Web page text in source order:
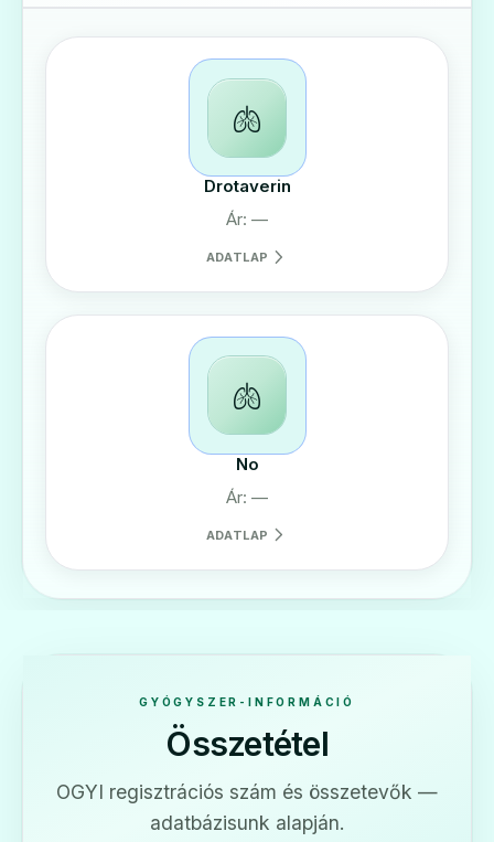
🫁
Drotaverin
Ár: —
ADATLAP
🫁
No
Ár: —
ADATLAP
GYÓGYSZER-INFORMÁCIÓ
Összetétel
OGYI regisztrációs szám és összetevők —
adatbázisunk alapján.